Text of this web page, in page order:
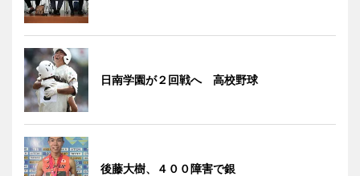
日南学園が２回戦へ 高校野球
後藤大樹、４００障害で銀